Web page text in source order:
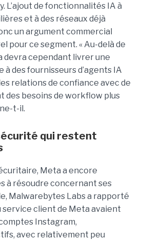
L’ajout de fonctionnalités IA à
et à des réseaux déjà
un argument commercial
pour ce segment. « Au-delà de
devra cependant livrer une
des fournisseurs d’agents IA
relations de confiance avec de
des besoins de workflow plus
t-il.
qui restent
Meta a encore
à résoudre concernant ses
Malwarebytes Labs a rapporté
service client de Meta avaient
Instagram,
avec relativement peu